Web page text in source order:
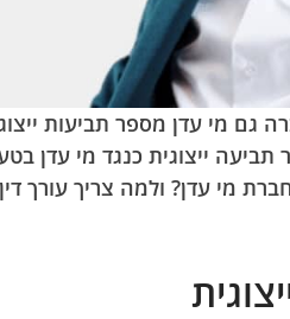
לאישור תביעה ייצוגית כנגד
חברת מי עדן? ולמה צריך